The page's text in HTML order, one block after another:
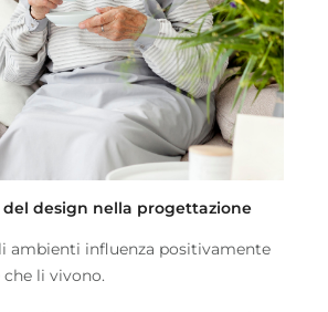
design nella progettazione
ambienti influenza positivamente
che li vivono.